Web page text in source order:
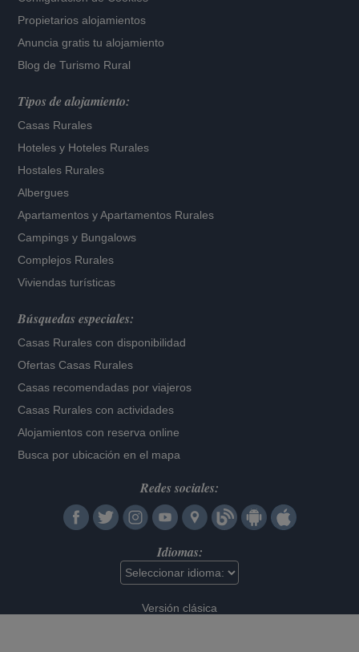
Propietarios alojamientos
Anuncia gratis tu alojamiento
Blog de Turismo Rural
Tipos de alojamiento:
Casas Rurales
Hoteles y Hoteles Rurales
Hostales Rurales
Albergues
Apartamentos yApartamentos Rurales
Campings y Bungalows
Complejos Rurales
Viviendas turísticas
Búsquedas especiales:
Casas Rurales con disponibilidad
Ofertas Casas Rurales
Casas recomendadas por viajeros
Casas Rurales con actividades
Alojamientos con reserva online
Busca por ubicación en el mapa
Redes sociales:
Idiomas:
Versión clásica